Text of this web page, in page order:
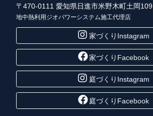
〒470-0111 愛知県日進市米野木町土岡109
地中熱利用ジオパワーシステム施工代理店
家づくりInstagram
家づくりFacebook
庭づくりInstagram
庭づくりFacebook